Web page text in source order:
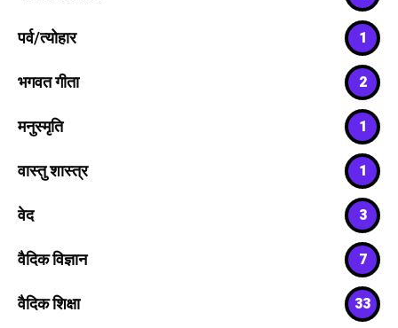
पर्व/त्योहार 1
भगवत गीता 2
मनुस्मृति 1
वास्तु शास्त्र 1
वेद 3
वैदिक विज्ञान 7
वैदिक शिक्षा 33